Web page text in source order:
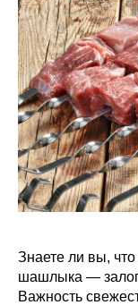
Знаете ли вы,
шашлыка — залог
Важность